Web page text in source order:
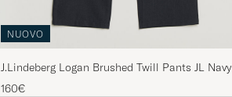
NUOVO
J.Lindeberg Logan Brushed Twill Pants JL Navy
160€